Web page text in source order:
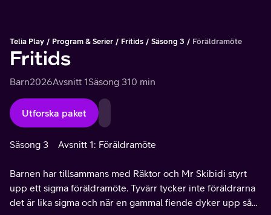
Telia Play Program & Serier Fritids Säsong 3 Föräldramöte
Fritids
Barn2026Avsnitt 1Säsong 310 min
Utforska paket
Säsong 3 Avsnitt 1: Föräldramöte
Barnen har tillsammans med Räktor och Mr Skibidi styrt
upp ett sigma föräldramöte. Tyvärr tycker inte föräldrarna
det är lika sigma och när en gammal fiende dyker upp så